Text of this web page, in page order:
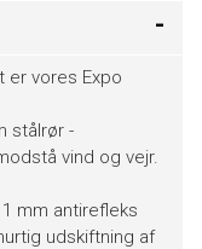
er vores Expo
stålrør -
vind og vejr.
mm antirefleks
udskiftning af